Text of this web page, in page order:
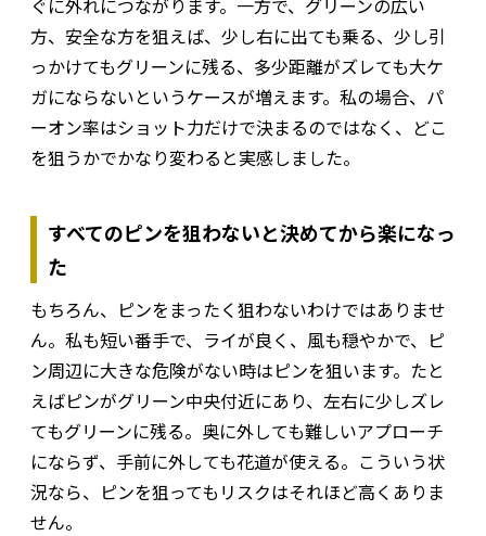
ぐに外れにつながります。一方で、グリーンの広い
方、安全な方を狙えば、少し右に出ても乗る、少し引
っかけてもグリーンに残る、多少距離がズレても大ケ
ガにならないというケースが増えます。私の場合、パ
ーオン率はショット力だけで決まるのではなく、どこ
を狙うかでかなり変わると実感しました。
すべてのピンを狙わないと決めてから楽になっ
た
もちろん、ピンをまったく狙わないわけではありませ
ん。私も短い番手で、ライが良く、風も穏やかで、ピ
ン周辺に大きな危険がない時はピンを狙います。たと
えばピンがグリーン中央付近にあり、左右に少しズレ
てもグリーンに残る。奥に外しても難しいアプローチ
にならず、手前に外しても花道が使える。こういう状
況なら、ピンを狙ってもリスクはそれほど高くありま
せん。